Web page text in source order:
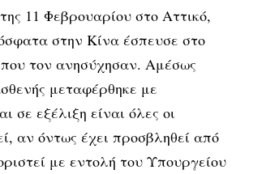
11 Φεβρουαρίου στο Αττικό,
στην Κίνα έσπευσε στο
τον ανησύχησαν. Αμέσως
μεταφέρθηκε με
εξέλιξη είναι όλες οι
αν όντως έχει προσβληθεί από
με εντολή του Υπουργείου